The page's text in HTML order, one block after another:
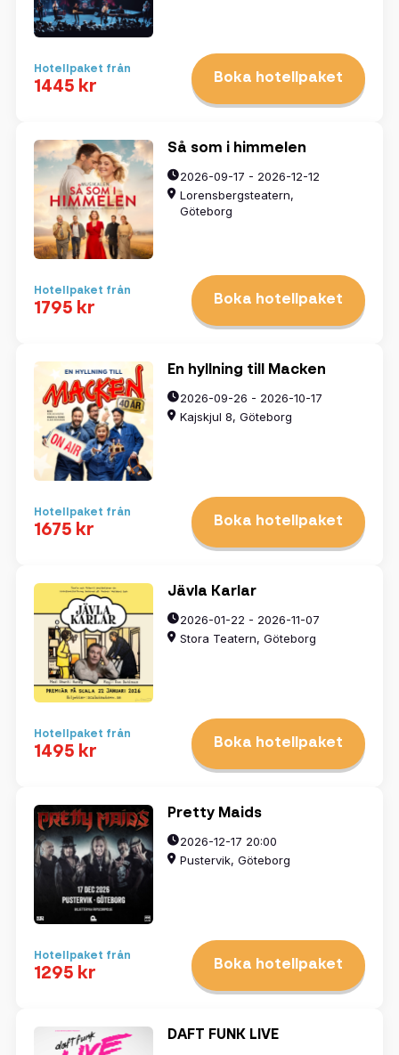
Hotellpaket från
1445 kr Boka hotellpaket
Så som i himmelen
2026-09-17 - 2026-12-12
Lorensbergsteatern,
Göteborg
Hotellpaket från
1795 kr Boka hotellpaket
En hyllning till Macken
2026-09-26 - 2026-10-17
Kajskjul 8, Göteborg
Hotellpaket från
1675 kr Boka hotellpaket
Jävla Karlar
2026-01-22 - 2026-11-07
Stora Teatern, Göteborg
Hotellpaket från
1495 kr Boka hotellpaket
Pretty Maids
2026-12-17 20:00
Pustervik, Göteborg
Hotellpaket från
1295 kr Boka hotellpaket
DAFT FUNK LIVE